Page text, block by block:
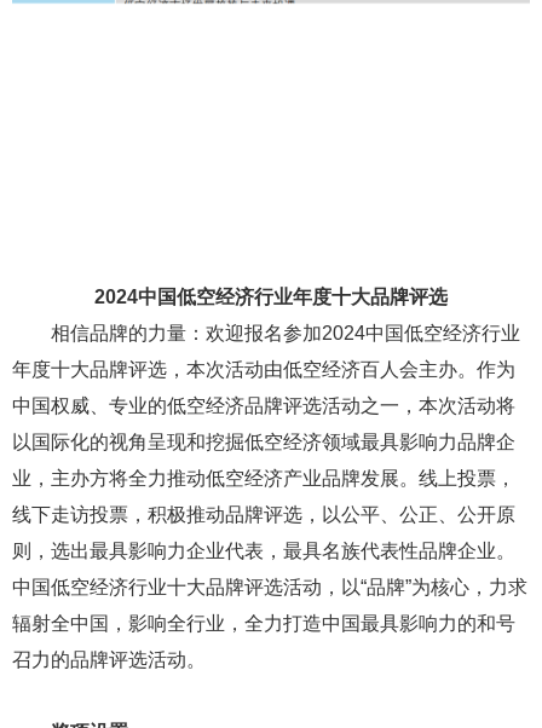
2024中国低空经济行业年度十大品牌评选
相信品牌的力量：欢迎报名参加2024中国低空经济行业
年度十大品牌评选，本次活动由低空经济百人会主办。作为
中国权威、专业的低空经济品牌评选活动之一，本次活动将
以国际化的视角呈现和挖掘低空经济领域最具影响力品牌企
业，主办方将全力推动低空经济产业品牌发展。线上投票，
线下走访投票，积极推动品牌评选，以公平、公正、公开原
则，选出最具影响力企业代表，最具名族代表性品牌企业。
中国低空经济行业十大品牌评选活动，以“品牌”为核心，力求
辐射全中国，影响全行业，全力打造中国最具影响力的和号
召力的品牌评选活动。